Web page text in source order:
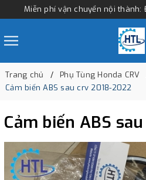
Miễn phí vận chuyển nội
Trang chủ
Phụ Tùng Honda CRV
Cảm biến ABS sau crv 2018-2022
Cảm biến ABS